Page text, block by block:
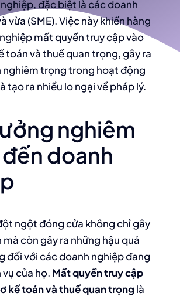
đặc biệt là các doanh
vừa (SME). Việc này khiến hàng
mất quyền truy cập vào
toán và thuế quan trọng, gây ra
nghiêm trọng trong hoạt động
tạo ra nhiều lo ngại về pháp lý.
nghiêm
doanh
ngột đóng cửa không chỉ gây
mà còn gây ra những hậu quả
đối với các doanh nghiệp đang
của họ. Mất quyền truy cập
kế toán và thuế quan trọng là